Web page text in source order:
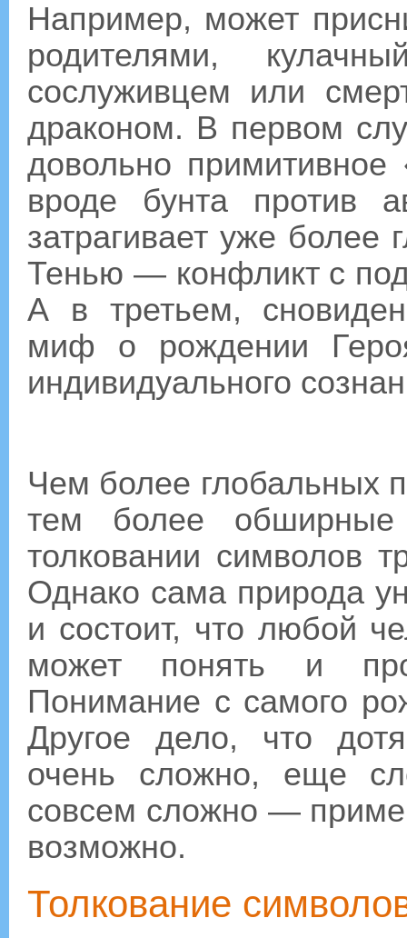
Например, может
родителями,
сослуживцем или
драконом. В первом
довольно
вроде бунта против
затрагивает уже более
Тенью — конфликт с
А в третьем,
миф о рождении
индивидуального
Чем более глобальных
тем более
толковании символов
Однако сама природа
и состоит, что любой
может понять и
Понимание с самого
Другое дело, что
очень сложно, еще
совсем сложно —
возможно.
Толкование